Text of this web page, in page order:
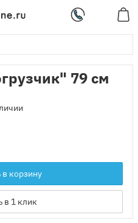
79 см
корзину
в 1 клик